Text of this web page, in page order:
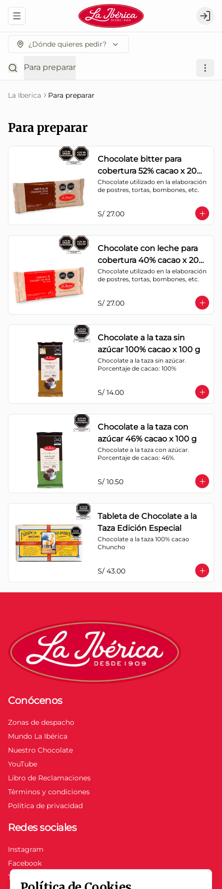
Abrir menu de navegación
¿Dónde quieres pedir?
Para preparar
La Iberica Para preparar
Para preparar
Chocolate bitter para
cobertura 52% cacao x 200
g
Chocolate utilizado en la elaboración
de postres, tortas, bombones, etc.
S/ 27.00
Chocolate con leche para
cobertura 40% cacao x 200
g
Chocolate utilizado en la elaboración
de postres, tortas, bombones, etc.
S/ 27.00
Chocolate a la taza sin
azúcar 100% cacao x 100 g
Chocolate a la taza sin azúcar.
Porcentaje de cacao: 100%
S/ 14.00
Chocolate a la taza con
azúcar 46% cacao x 100 g
Chocolate a la taza con azúcar.
Porcentaje de cacao: 46%.
S/ 10.50
Tableta de Chocolate a la
Taza Edición Especial
Chocolate a la taza 100% cacao
Chuncho
S/ 43.00
Conócenos
Zonas de despacho
Mundo La Ibérica
Nuestro Chocolate
YouTube
Libro de Reclamaciones
Términos y condiciones
Política de privacidad
Redes sociales
Instagram
Facebook
TikTok